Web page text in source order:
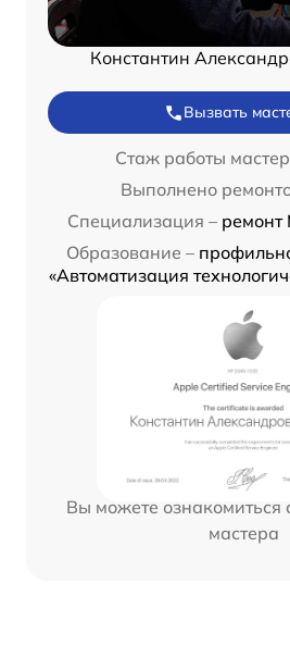
Константин
Вызвать
Стаж работы
Выполнено
Специализация – ремонт
Образование –
«Автоматизация
Вы можете ознакомиться
мастера